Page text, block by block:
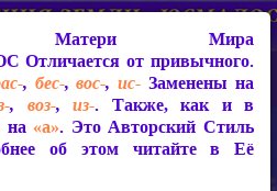
Матери Мира
Отличается от привычного.
, бес-,вос-,ис- Заменены на
, воз-,из-. Также, как и в
на «а». Это Авторский Стиль
об этом читайте в Её